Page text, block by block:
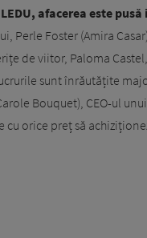
afacerea este
Perle Foster (Amira
de viitor, Paloma
sunt înrăutățite
Bouquet), CEO-ul
cu orice preț să